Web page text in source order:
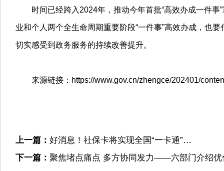
时间已经跨入2024年，推动今年首批“高效办成一件事”
业和个人两个全生命周期重要阶段“一件事”高效办成，也
切实感受到政务服务的持续改善提升。
来源链接：https://www.gov.cn/zhengce/202401/
上一篇： 好消息！社保卡将实现全国“一卡通”…
下一篇： 聚焦堵点痛点 多方协同发力——六部门介绍优